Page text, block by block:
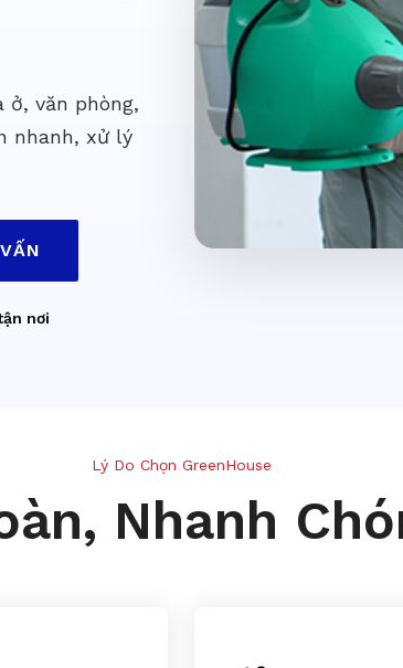
ở, văn phòng,
nhanh, xử lý
nơi
Lý Do Chọn GreenHouse
Nhanh